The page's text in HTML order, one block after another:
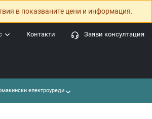
в показваните цени и информация.
Заяви консултация
Контакти
електроуреди